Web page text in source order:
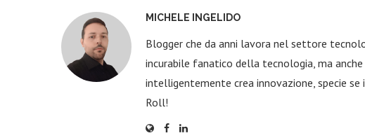
MICHELE INGELIDO
Blogger che da anni lavora nel settore
incurabile fanatico della tecnologia, ma
intelligentemente crea innovazione, specie se
Roll!